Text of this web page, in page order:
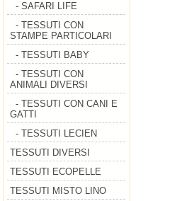
- SAFARI LIFE
- TESSUTI CON
STAMPE PARTICOLARI
- TESSUTI BABY
- TESSUTI CON
ANIMALI DIVERSI
- TESSUTI CON CANI E
GATTI
- TESSUTI LECIEN
TESSUTI DIVERSI
TESSUTI ECOPELLE
TESSUTI MISTO LINO